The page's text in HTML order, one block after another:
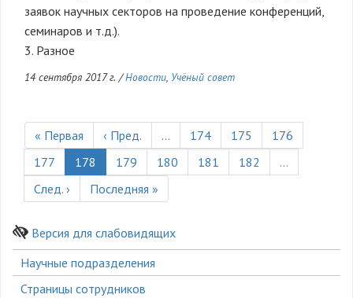
заявок научных секторов на проведение конференций,
семинаров и т.д.).
3. Разное
14 сентября 2017 г. /Новости, Учёный совет
Нумерация
страниц
Первая
страница
« Первая
Предыдущая
страница
‹ Пред. … Страница
174 Страница
175 Страница
176
Страница
177
Текущая
страница
178 Страница
179 Страница
180 Страница
181 Страница
182
…
Следующая
страница
След. ›
Последняя
страница
Последняя »
Версия для слабовидящих
Боковое
меню
Научные подразделения
Страницы сотрудников